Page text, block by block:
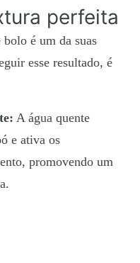
perfeita
é um da suas
esse resultado, é
A água quente
e ativa os
promovendo um